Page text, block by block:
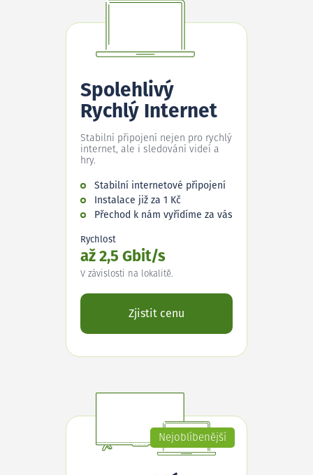
Spolehlivý
Rychlý Internet
Stabilní připojení nejen pro rychlý
internet, ale i sledování videí a
hry.
Stabilní internetové připojení
Instalace již za 1 Kč
Přechod k nám vyřídíme za vás
Rychlost
až 2,5 Gbit/s
V závislosti na lokalitě.
Zjistit cenu
Nejoblíbenější